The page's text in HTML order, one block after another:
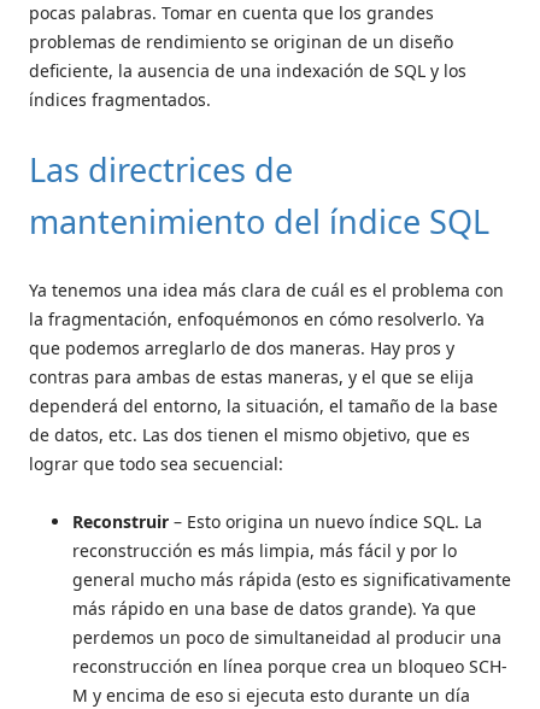
pocas palabras. Tomar en cuenta que los grandes
problemas de rendimiento se originan de un diseño
deficiente, la ausencia de una indexación de SQL y los
índices fragmentados.
Las directrices de
mantenimiento del índice SQL
Ya tenemos una idea más clara de cuál es el problema con
la fragmentación, enfoquémonos en cómo resolverlo. Ya
que podemos arreglarlo de dos maneras. Hay pros y
contras para ambas de estas maneras, y el que se elija
dependerá del entorno, la situación, el tamaño de la base
de datos, etc. Las dos tienen el mismo objetivo, que es
lograr que todo sea secuencial:
Reconstruir – Esto origina un nuevo índice SQL. La
reconstrucción es más limpia, más fácil y por lo
general mucho más rápida (esto es significativamente
más rápido en una base de datos grande). Ya que
perdemos un poco de simultaneidad al producir una
reconstrucción en línea porque crea un bloqueo SCH-
M y encima de eso si ejecuta esto durante un día